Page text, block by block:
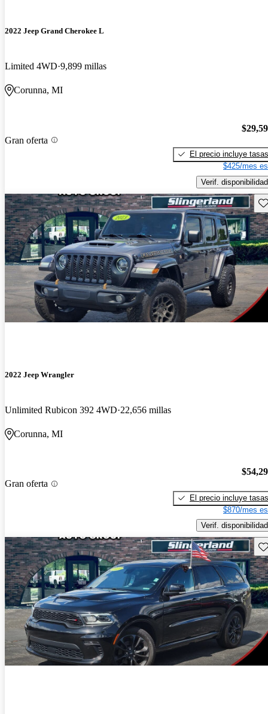
2022 Jeep Grand Cherokee L
Limited 4WD 9,899 millas
Corunna, MI
Gran oferta
El precio incluye tasas
$425/mes
Verif. disponibilidad
2022 Jeep Wrangler
Unlimited Rubicon 392 4WD 22,656 millas
Corunna, MI
Gran oferta
El precio incluye tasas
$870/mes
Verif. disponibilidad